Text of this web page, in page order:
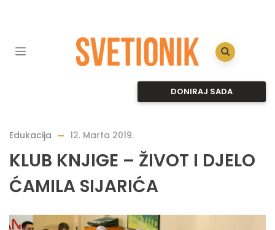
DONIRAJ SADA
Edukacija 12. Marta 2019.
KLUB KNJIGE – ŽIVOT I DJELO
ĆAMILA SIJARIĆA